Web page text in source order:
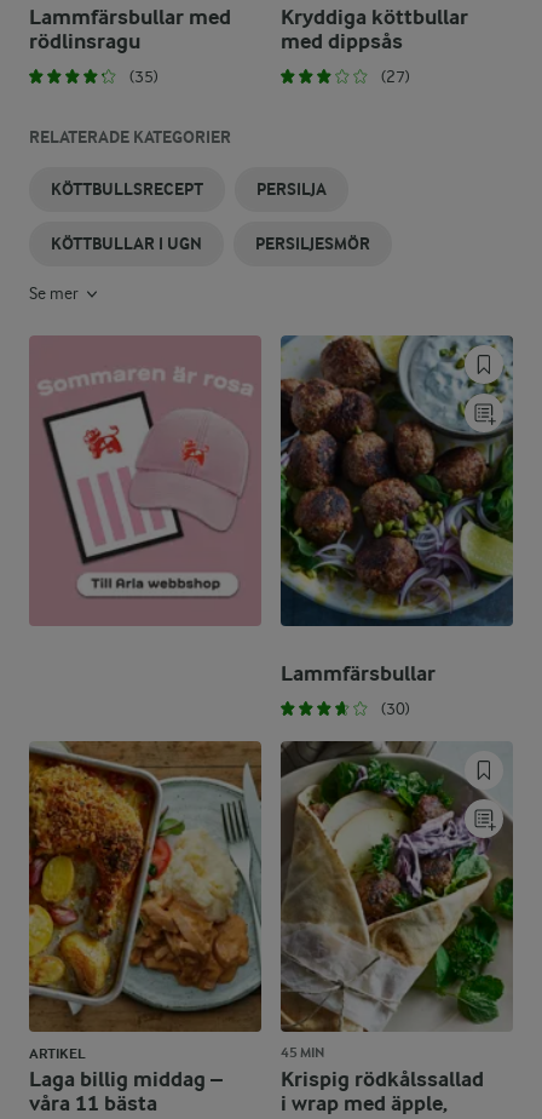
Lammfärsbullar med
rödlinsragu
(35)
Kryddiga köttbullar
med dippsås
(27)
RELATERADE KATEGORIER
KÖTTBULLSRECEPT PERSILJA
KÖTTBULLAR I UGN PERSILJESMÖR
Se mer
Lammfärsbullar
(30)
ARTIKEL
Laga billig middag –
våra 11 bästa
45 MIN
Krispig rödkålssallad
i wrap med äpple,